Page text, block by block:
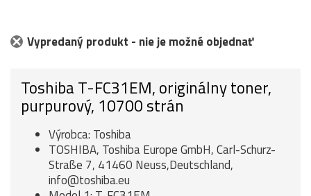
Vypredaný produkt - nie je možné objednať
Toshiba T-FC31EM, originálny toner,
purpurový, 10700 strán
Výrobca: Toshiba
TOSHIBA, Toshiba Europe GmbH, Carl-Schurz-
Straße 7, 41460 Neuss,Deutschland,
info@toshiba.eu